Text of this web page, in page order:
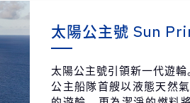
7天
2026 / 09 / 26 (六)
義大利 拿坡里 (卡布里和龐
2026 / 09 / 27 (日)
9天 海上巡航
太陽公主號 Sun
太陽公主號引領新一代遊輪
公主船隊首艘以液態天然